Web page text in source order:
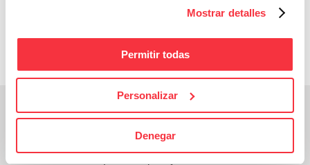
Mostrar detalles
Permitir todas
Personalizar
Denegar
Adelántate a todos y
En un segundo, la encuentras.
tiendas. Seguro que